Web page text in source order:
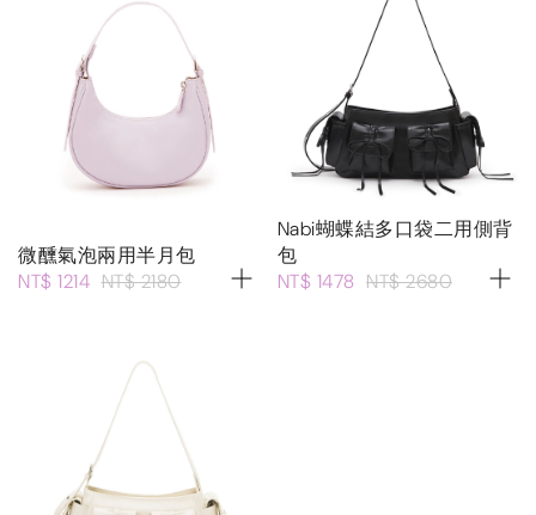
微醺氣泡兩用半月包
NT$ 1214 NT$ 2180
Nabi蝴蝶結多口袋二用側背
包
NT$ 1478 NT$ 2680